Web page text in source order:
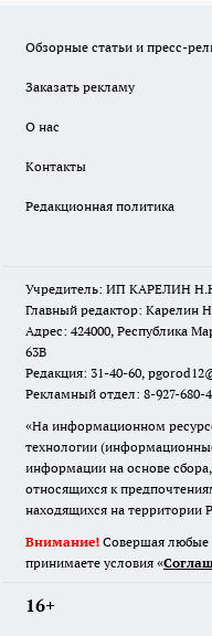
Обзорные статьи и пресс-
Заказать рекламу
О нас
Контакты
Редакционная политика
Учредитель: ИП КАРЕЛИН
Главный редактор: Карелин
Адрес: 424000, Республика
63В
Редакция: 31-40-60,
Рекламный отдел: 8-927-680-
«На информационном
технологии
информации на основе
относящихся к
находящихся на территории
Внимание! Совершая любые
принимаете условия «
16+